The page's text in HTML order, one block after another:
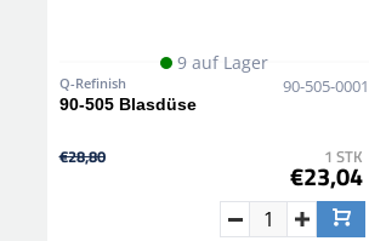
9 auf Lager
Q-Refinish 90-505-0001
90-505 Blasdüse
€28,80 1 STK
€23,04